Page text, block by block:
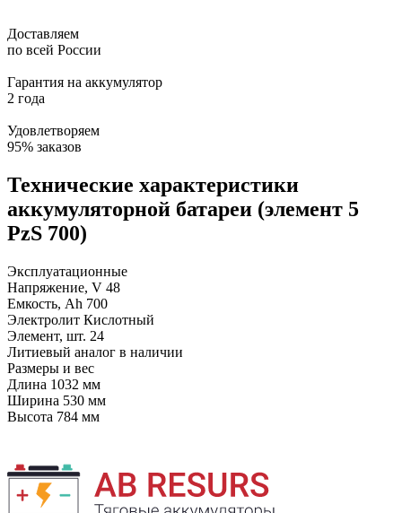
Доставляем
по всей России
Гарантия на аккумулятор
2 года
Удовлетворяем
95% заказов
Технические характеристики
аккумуляторной батареи (элемент 5
PzS 700)
Эксплуатационные
Напряжение, V 48
Емкость, Ah 700
Электролит Кислотный
Элемент, шт. 24
Литиевый аналог в наличии
Размеры и вес
Длина 1032 мм
Ширина 530 мм
Высота 784 мм